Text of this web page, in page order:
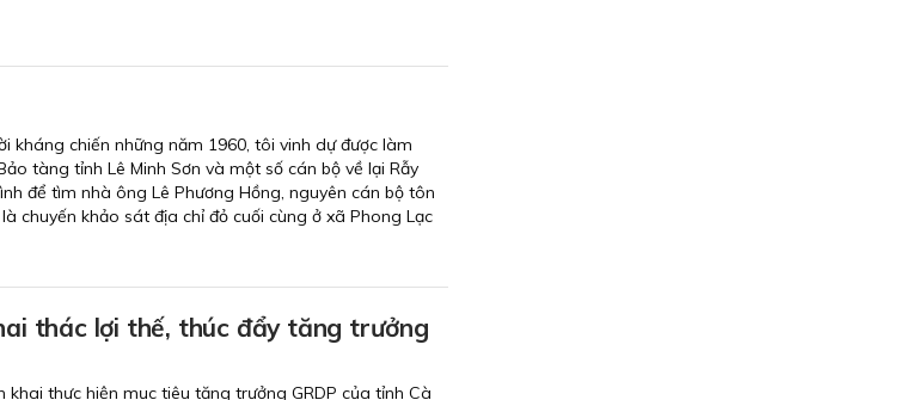
kháng chiến những năm 1960, tôi vinh dự được làm
tàng tỉnh Lê Minh Sơn và một số cán bộ về lại Rẫy
để tìm nhà ông Lê Phương Hồng, nguyên cán bộ tôn
chuyến khảo sát địa chỉ đỏ cuối cùng ở xã Phong Lạc
thác lợi thế, thúc đẩy tăng trưởng
thực hiện mục tiêu tăng trưởng GRDP của tỉnh Cà